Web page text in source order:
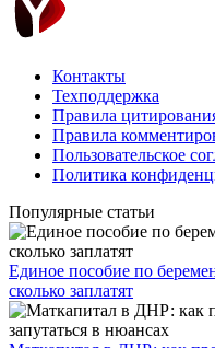
Контакты
Техподдержка
Правила
Правила
Пользовательское
Политика
Популярные статьи
Единое пособие по
сколько заплатят